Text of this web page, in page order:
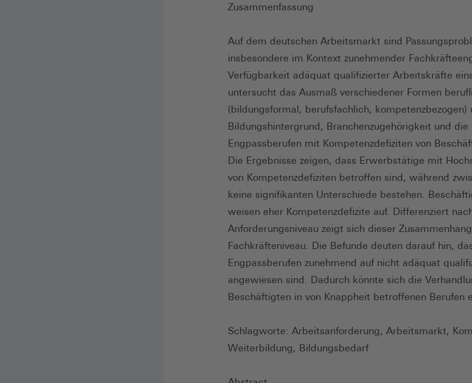
Zusammenfassung
Auf dem deutschen Arbeitsmarkt sind
insbesondere im Kontext zunehmender
Verfügbarkeit adäquat qualifizierter Arbeitskräfte
untersucht das Ausmaß verschiedener Formen
(bildungsformal, berufsfachlich,
Bildungshintergrund, Branchenzugehörigkeit und die
Engpassberufen mit Kompetenzdefiziten von
Die Ergebnisse zeigen, dass Erwerbstätige mit
von Kompetenzdefiziten betroffen sind, während
keine signifikanten Unterschiede bestehen.
weisen eher Kompetenzdefizite auf. Differenziert
Anforderungsniveau zeigt sich dieser
Fachkräfteniveau. Die Befunde deuten darauf hin,
Engpassberufen zunehmend auf nicht adäquat
angewiesen sind. Dadurch könnte sich die
Beschäftigten in von Knappheit betroffenen Berufen
Schlagworte: Arbeitsanforderung, Arbeitsmarkt,
Weiterbildung, Bildungsbedarf